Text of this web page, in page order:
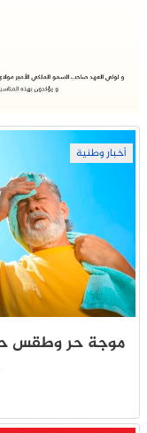
أخبار وطنية
موجة حر وطقس